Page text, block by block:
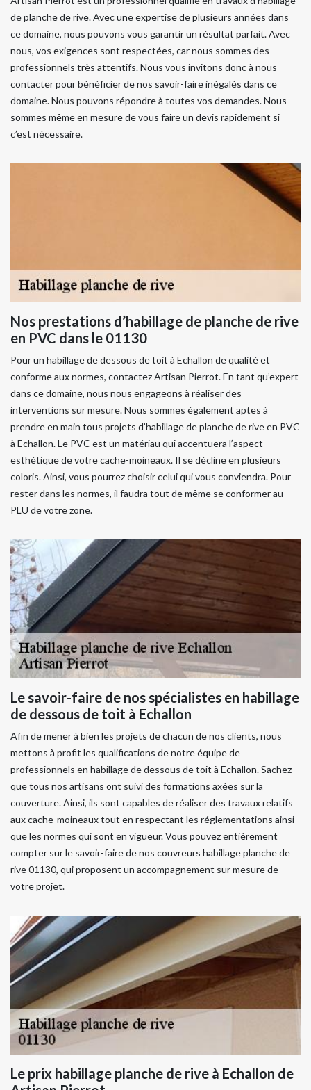
de planche de rive. Avec une expertise de plusieurs années dans
ce domaine, nous pouvons vous garantir un résultat parfait. Avec
nous, vos exigences sont respectées, car nous sommes des
professionnels très attentifs. Nous vous invitons donc à nous
contacter pour bénéficier de nos savoir-faire inégalés dans ce
domaine. Nous pouvons répondre à toutes vos demandes. Nous
sommes même en mesure de vous faire un devis rapidement si
c’est nécessaire.
Nos prestations d’habillage de planche de rive
en PVC dans le 01130
Pour un habillage de dessous de toit à Echallon de qualité et
conforme aux normes, contactez Artisan Pierrot. En tant qu’expert
dans ce domaine, nous nous engageons à réaliser des
interventions sur mesure. Nous sommes également aptes à
prendre en main tous projets d’habillage de planche de rive en PVC
à Echallon. Le PVC est un matériau qui accentuera l’aspect
esthétique de votre cache-moineaux. Il se décline en plusieurs
coloris. Ainsi, vous pourrez choisir celui qui vous conviendra. Pour
rester dans les normes, il faudra tout de même se conformer au
PLU de votre zone.
Le savoir-faire de nos spécialistes en habillage
de dessous de toit à Echallon
Afin de mener à bien les projets de chacun de nos clients, nous
mettons à profit les qualifications de notre équipe de
professionnels en habillage de dessous de toit à Echallon. Sachez
que tous nos artisans ont suivi des formations axées sur la
couverture. Ainsi, ils sont capables de réaliser des travaux relatifs
aux cache-moineaux tout en respectant les réglementations ainsi
que les normes qui sont en vigueur. Vous pouvez entièrement
compter sur le savoir-faire de nos couvreurs habillage planche de
rive 01130, qui proposent un accompagnement sur mesure de
votre projet.
Le prix habillage planche de rive à Echallon de